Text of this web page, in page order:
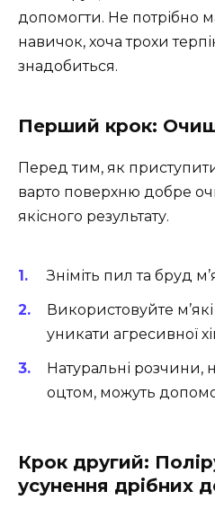
допомогти. Не потрібно
навичок, хоча трохи
знадобиться.
Перший крок:
Перед тим, як
варто поверхню добре
якісного результату.
Зніміть пил та бруд
Використовуйте
уникати агресивної
Натуральні розчини,
оцтом, можуть
Крок другий:
усунення дрібних